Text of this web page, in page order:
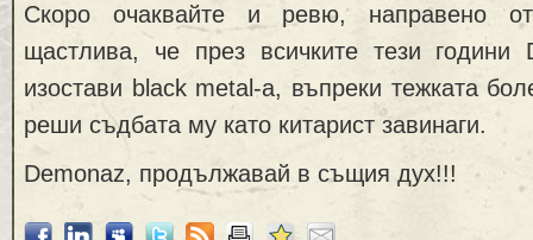
Скоро очаквайте и ревю, направено
щастлива, че през всичките тези
изостави black metal-a, въпреки тежката
реши съдбата му като китарист завинаги.
Demonaz, продължавай в същия дух!!!